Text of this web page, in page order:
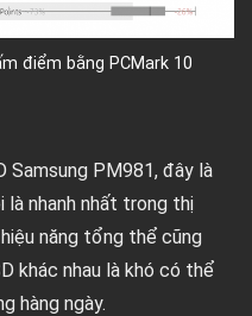
điểm bằng PCMark 10
Samsung PM981, đây là
là nhanh nhất trong thị
năng tổng thể cũng
khác nhau là khó có thể
hàng ngày.